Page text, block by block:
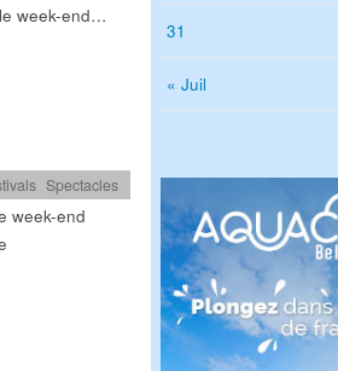
week-end…
,Spectacles
week-end
« Juil
31